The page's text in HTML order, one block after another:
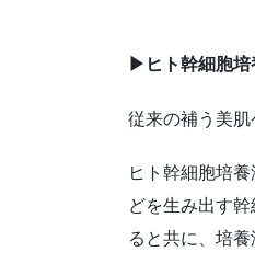
▶︎ヒト幹細胞培
従来の補う美肌
ヒト幹細胞培
どを生み出す
ると共に、培